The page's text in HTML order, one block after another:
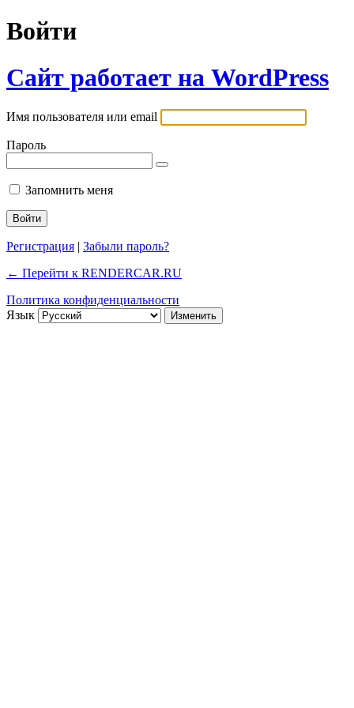
Войти
Сайт работает на WordPress
Имя пользователя или email
Пароль
Запомнить меня
Регистрация | Забыли пароль?
← Перейти к RENDERCAR.RU
Политика конфиденциальности
Язык